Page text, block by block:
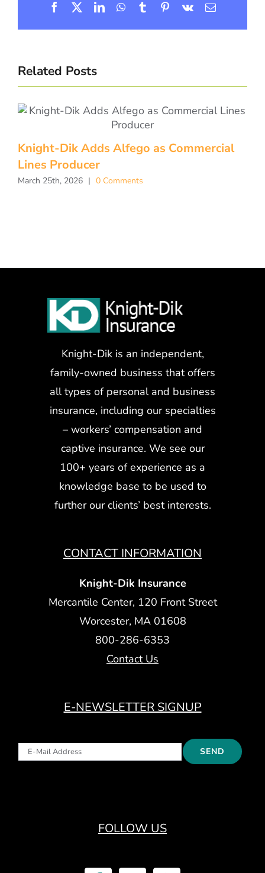
Facebook
TwitterLinkedInWhatsApp
TumblrPinterest
Vk Email
Related Posts
Knight-Dik Adds Alfego as Commercial
Lines Producer
March 25th, 2026 | 0 Comments
Knight-Dik is an independent,
family-owned business that offers
all types of personal and business
insurance, including our specialties
– workers’ compensation and
captive insurance. We see our
100+ years of experience as a
knowledge base to be used to
further our clients’ best interests.
CONTACT INFORMATION
Knight-Dik Insurance
Mercantile Center, 120 Front Street
Worcester, MA 01608
800-286-6353
Contact Us
E-NEWSLETTER SIGNUP
FOLLOW US